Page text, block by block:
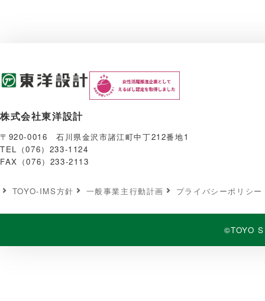
株式会社東洋設計
〒920-0016 石川県金沢市諸江町中丁212番地1
TEL（076）233-1124
FAX（076）233-2113
TOYO-IMS⽅針 ⼀般事業主⾏動計画 プライバシーポリシー
©TOYO